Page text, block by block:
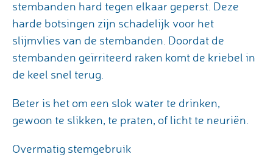
stembanden hard tegen elkaar geperst. Deze
harde botsingen zijn schadelijk voor het
slijmvlies van de stembanden. Doordat de
stembanden geïrriteerd raken komt de kriebel in
de keel snel terug.
Beter is het om een slok water te drinken,
gewoon te slikken, te praten, of licht te neuriën.
Overmatig stemgebruik